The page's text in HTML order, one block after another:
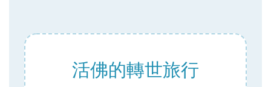
活佛的轉世旅行